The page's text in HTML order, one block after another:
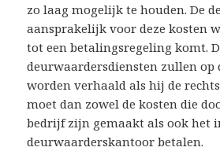
zo laag mogelijk te houden. De
aansprakelijk voor deze kosten
tot een betalingsregeling komt.
deurwaardersdiensten zullen op
worden verhaald als hij de
moet dan zowel de kosten die
bedrijf zijn gemaakt als ook het
deurwaarderskantoor betalen.